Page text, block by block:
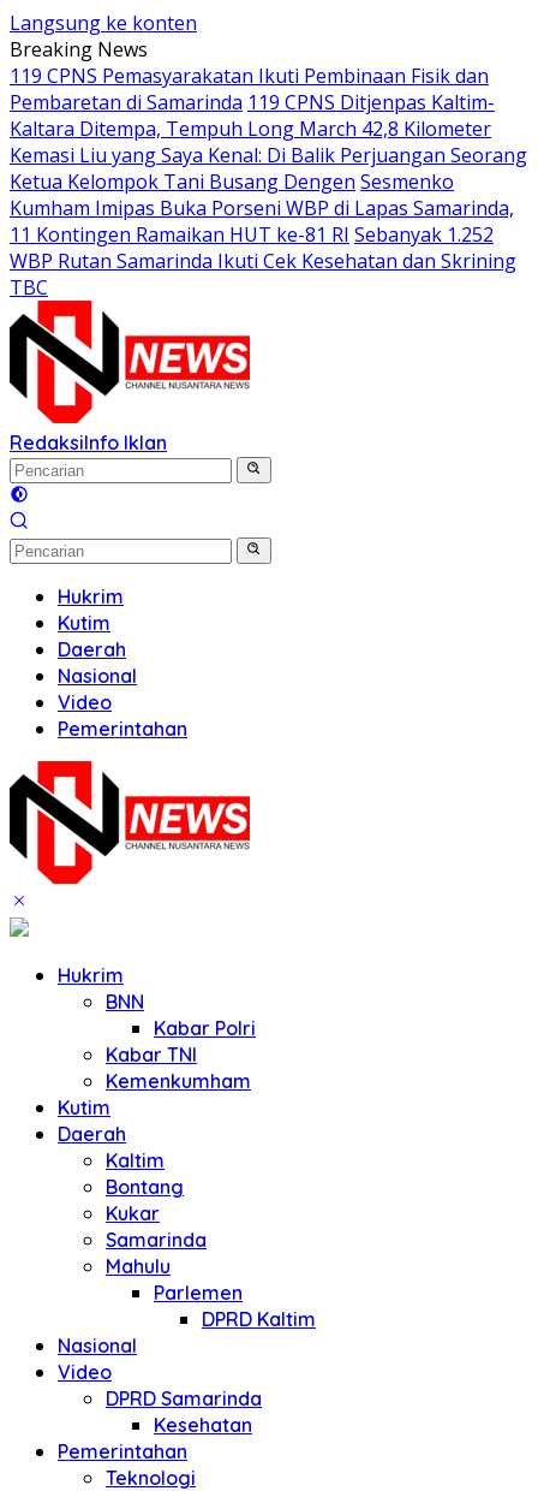
Langsung ke konten
Breaking News
119 CPNS Pemasyarakatan Ikuti Pembinaan Fisik dan
Pembaretan di Samarinda 119 CPNS Ditjenpas Kaltim-
Kaltara Ditempa, Tempuh Long March 42,8 Kilometer
Kemasi Liu yang Saya Kenal: Di Balik Perjuangan Seorang
Ketua Kelompok Tani Busang Dengen Sesmenko
Kumham Imipas Buka Porseni WBP di Lapas Samarinda,
11 Kontingen Ramaikan HUT ke-81 RI Sebanyak 1.252
WBP Rutan Samarinda Ikuti Cek Kesehatan dan Skrining
TBC
RedaksiInfo Iklan
Hukrim
Kutim
Daerah
Nasional
Video
Pemerintahan
Hukrim
BNN
Kabar Polri
Kabar TNI
Kemenkumham
Kutim
Daerah
Kaltim
Bontang
Kukar
Samarinda
Mahulu
Parlemen
DPRD Kaltim
Nasional
Video
DPRD Samarinda
Kesehatan
Pemerintahan
Teknologi